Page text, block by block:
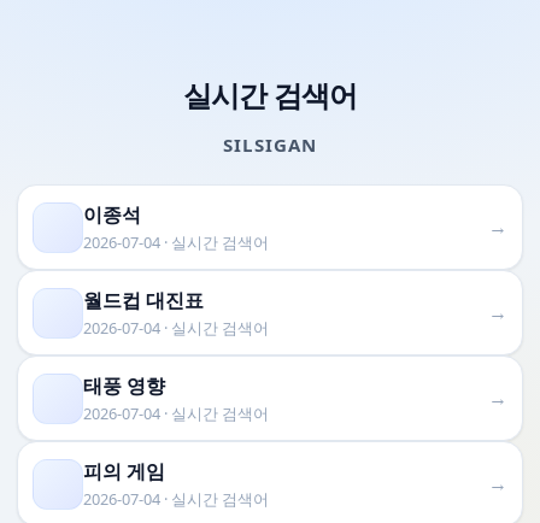
실시간 검색어
SILSIGAN
이종석
2026-07-04 · 실시간 검색어
→
월드컵 대진표
2026-07-04 · 실시간 검색어
→
태풍 영향
2026-07-04 · 실시간 검색어
→
피의 게임
2026-07-04 · 실시간 검색어
→